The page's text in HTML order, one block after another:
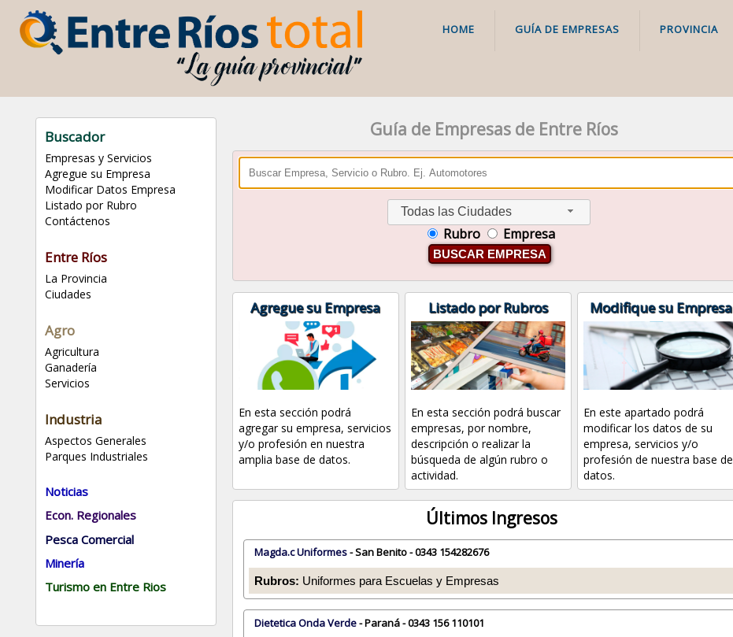
HOME GUÍA DE EMPRESAS PROVINCIA
Buscador
Empresas y Servicios
Agregue su Empresa
Modificar Datos Empresa
Listado por Rubro
Contáctenos
Entre Ríos
La Provincia
Ciudades
Agro
Agricultura
Ganadería
Servicios
Industria
Aspectos Generales
Parques Industriales
Noticias
Econ. Regionales
Pesca Comercial
Minería
Turismo en Entre Rios
Guía de Empresas de Entre Ríos
Todas las Ciudades
Rubro Empresa
BUSCAR EMPRESA
Agregue su Empresa
En esta sección podrá
agregar su empresa, servicios
y/o profesión en nuestra
amplia base de datos.
Listado por Rubros
En esta sección podrá buscar
empresas, por nombre,
descripción o realizar la
búsqueda de algún rubro o
actividad.
Modifique su Empresa
En este apartado podrá
modificar los datos de su
empresa, servicios y/o
profesión de nuestra base de
datos.
Últimos Ingresos
Magda.c Uniformes- San Benito - 0343 154282676
Rubros: Uniformes para Escuelas y Empresas
Dietetica Onda Verde- Paraná - 0343 156 110101